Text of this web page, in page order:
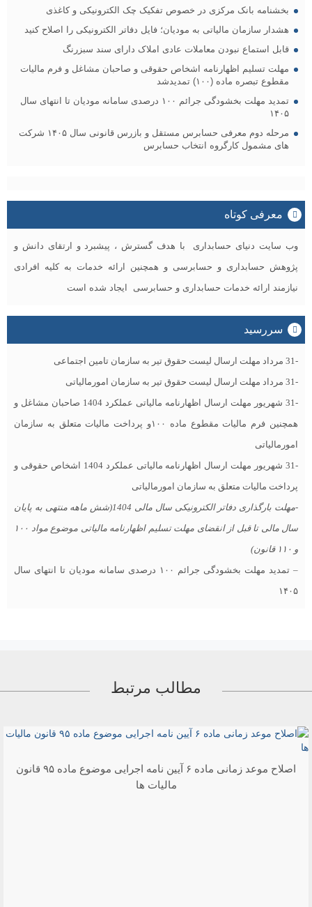
بخشنامه بانک مرکزی در خصوص تفکیک چک الکترونیکی و کاغذی
هشدار سازمان مالیاتی به مودیان؛ فایل دفاتر الکترونیکی را اصلاح کنید
قابل استماع نبودن معاملات عادی املاک دارای سند سبزرنگ
مهلت تسلیم اظهارنامه اشخاص حقوقی و صاحبان مشاغل و فرم مالیات
مقطوع تبصره ماده (۱۰۰) تمدیدشد
تمدید مهلت بخشودگی جرائم ۱۰۰ درصدی سامانه مودیان تا انتهای سال
۱۴۰۵
مرحله دوم معرفی حسابرس مستقل و بازرس قانونی سال ۱۴۰۵ شرکت
های مشمول کارگروه انتخاب حسابرس
معرفی کوتاه
وب سایت دنیای حسابداری با هدف گسترش ، پیشبرد و ارتقای دانش و
پژوهش حسابداری و حسابرسی و همچنین ارائه خدمات به کلیه افرادی
نیازمند ارائه خدمات حسابداری و حسابرسی ایجاد شده است
سررسید
-31 مرداد مهلت ارسال ليست حقوق تیر به سازمان تامین اجتماعی
-31 مرداد مهلت ارسال ليست حقوق تیر به سازمان امورمالیاتی
-31 شهریور مهلت ارسال اظهارنامه مالیاتی عملکرد 1404 صاحبان مشاغل و
همچنین فرم مالیات مقطوع ماده ۱۰۰و پرداخت مالیات متعلق به سازمان
امورمالیاتی
-31 شهریور مهلت ارسال اظهارنامه مالیاتی عملکرد 1404 اشخاص حقوقی و
پرداخت مالیات متعلق به سازمان امورمالیاتی
-مهلت بارگذاری دفاتر الکترونیکی سال مالی 1404(شش ماهه منتهی به پایان
سال مالی تا قبل از انقضای مهلت تسلیم اظهارنامه مالیاتی موضوع مواد ۱۰۰
و ۱۱۰ قانون)
– تمدید مهلت بخشودگی جرائم ۱۰۰ درصدی سامانه مودیان تا انتهای سال
۱۴۰۵
مطالب مرتبط
اصلاح موعد زمانی ماده ۶ آیین نامه اجرایی موضوع ماده ۹۵ قانون
مالیات ها